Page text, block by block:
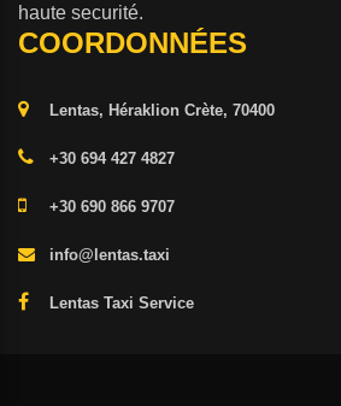
haute securité.
COORDONNÉES
Lentas, Héraklion Crète, 70400
+30 694 427 4827
+30 690 866 9707
info@lentas.taxi
Lentas Taxi Service